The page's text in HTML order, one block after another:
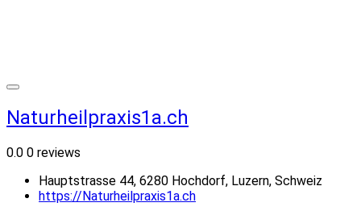
Naturheilpraxis1a.ch
0.0 0 reviews
Hauptstrasse 44, 6280 Hochdorf, Luzern, Schweiz
https://Naturheilpraxis1a.ch